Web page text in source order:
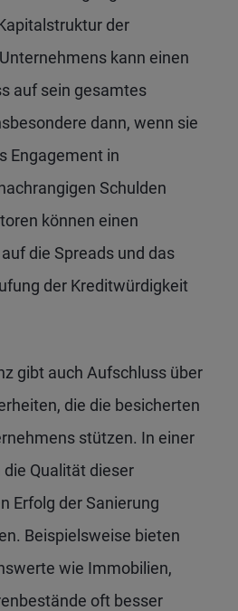
der
kann einen
auf sein gesamtes
dann, wenn sie
Engagement in
Schulden
können einen
die Spreads und das
der Kreditwürdigkeit
gibt auch Aufschluss über
die die besicherten
stützen. In einer
Qualität dieser
Erfolg der Sanierung
Beispielsweise bieten
wie Immobilien,
oft besser